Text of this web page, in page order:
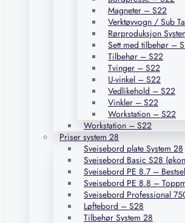
Magneter – S22
Verktøyvogn / Sub
Rørproduksjon
Sett med tilbehør –
Tilbehør – S22
Tvinger – S22
U-vinkel – S22
Vedlikehold – S22
Vinkler – S22
Workstation – S22
Workstation – S22
Priser system 28
Sveisebord plate System 28
Sveisebord Basic S28
Sveisebord PE 8.7 –
Sveisebord PE 8.8 –
Sveisebord Professional
Løftebord – S28
Tilbehør System 28